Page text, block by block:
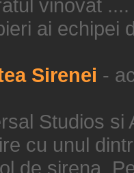
vinovat
ai echipei
Sirenei -
Studios si
cu unul
de sirena.